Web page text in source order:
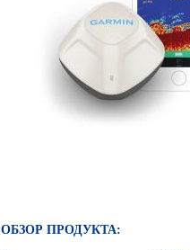
ОБЗОР ПРОДУКТА: